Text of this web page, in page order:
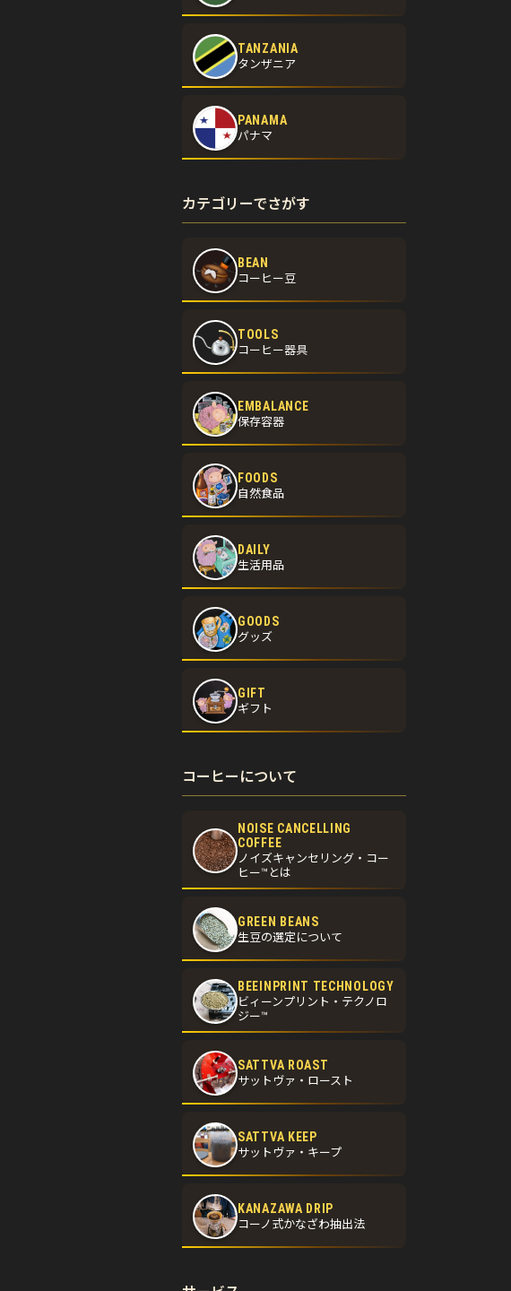
TANZANIA
タンザニア
PANAMA
パナマ
カテゴリーでさがす
BEAN
コーヒー豆
TOOLS
コーヒー器具
EMBALANCE
保存容器
FOODS
自然食品
DAILY
生活用品
GOODS
グッズ
GIFT
ギフト
コーヒーについて
NOISE CANCELLING
COFFEE
ノイズキャンセリング・コー
ヒー™とは
GREEN BEANS
生豆の選定について
BEEINPRINT TECHNOLOGY
ビィーンプリント・テクノロ
ジー™
SATTVA ROAST
サットヴァ・ロースト
SATTVA KEEP
サットヴァ・キープ
KANAZAWA DRIP
コーノ式かなざわ抽出法